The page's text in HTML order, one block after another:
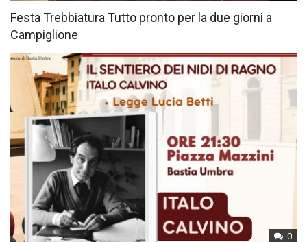
Festa Trebbiatura Tutto pronto per la due giorni a
Campiglione
0